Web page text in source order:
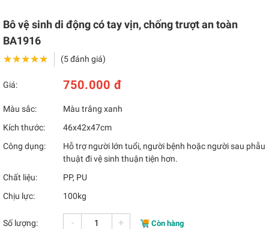
Bô vệ sinh di động có tay vịn, chống trượt an toàn
BA1916
★★★★★
★★★★★ (5 đánh giá)
Giá: 750.000 đ
Màu sắc:
Màu trắng xanh
Kích thước:
46x42x47cm
Công dụng:
Hỗ trợ người lớn tuổi, người bệnh hoặc người sau phẫu
thuật đi vệ sinh thuận tiện hơn.
Chất liệu:
PP, PU
Chịu lực:
100kg
Số lượng: - + Còn hàng